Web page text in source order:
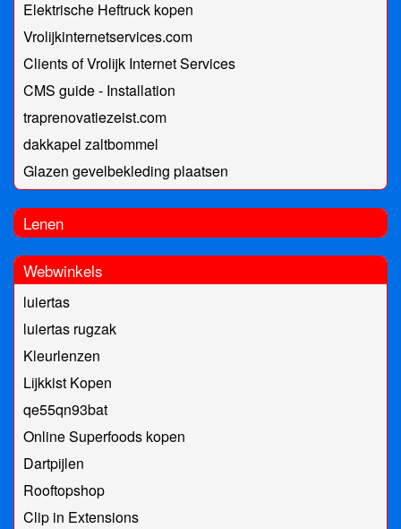
Elektrische Heftruck kopen
Vrolijkinternetservices.com
Clients of Vrolijk Internet Services
CMS guide - Installation
traprenovatiezeist.com
dakkapel zaltbommel
Glazen gevelbekleding plaatsen
Lenen
Webwinkels
luiertas
luiertas rugzak
Kleurlenzen
Lijkkist Kopen
qe55qn93bat
Online Superfoods kopen
Dartpijlen
Rooftopshop
Clip in Extensions